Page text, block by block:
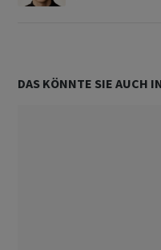
DAS KÖNNTE SIE AUCH